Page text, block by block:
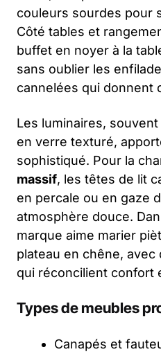
couleurs sourdes pour
Côté tables et
buffet en noyer à la
sans oublier les
cannelées qui donnent
Les luminaires, souvent
en verre texturé,
sophistiqué. Pour la
massif, les têtes de lit
en percale ou en gaze
atmosphère douce.
marque aime marier
plateau en chêne,
qui réconcilient confort
Types de meubles
Canapés et